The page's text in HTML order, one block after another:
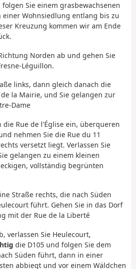
Sie einem grasbewachsenen
einer Wohnsiedlung entlang bis zu
Kreuzung kommen wir am Ende
Norden ab und gehen Sie
Léguillon.
links, dann gleich danach die
la Mairie, und Sie gelangen zur
Dame
die Rue de l'Église ein, überqueren
nehmen Sie die Rue du 11
versetzt liegt. Verlassen Sie
gelangen zu einem kleinen
vollständig begrünten
Straße rechts, die nach Süden
führt. Gehen Sie in das Dorf
mit der Rue de la Liberté
verlassen Sie Heulecourt,
die D105 und folgen Sie dem
Süden führt, dann in einer
abbiegt und vor einem Wäldchen